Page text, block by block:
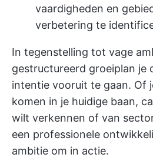
vaardigheden en
verbetering te
In tegenstelling tot vage
gestructureerd groeiplan je
intentie vooruit te gaan. Of
komen in je huidige baan,
wilt verkennen of van
een professionele
ambitie om in actie.